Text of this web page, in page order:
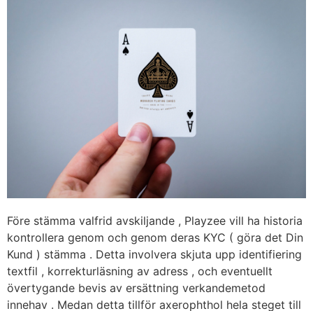
Före stämma valfrid avskiljande , Playzee vill ha historia
kontrollera genom och genom deras KYC ( göra det Din
Kund ) stämma . Detta involvera skjuta upp identifiering
textfil , korrekturläsning av adress , och eventuellt
övertygande bevis av ersättning verkandemetod
innehav . Medan detta tillför axerophthol hela steget till